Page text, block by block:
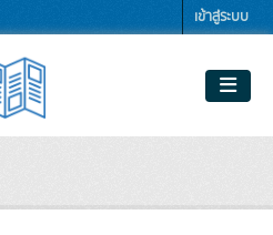
เข้าสู่ระบบ